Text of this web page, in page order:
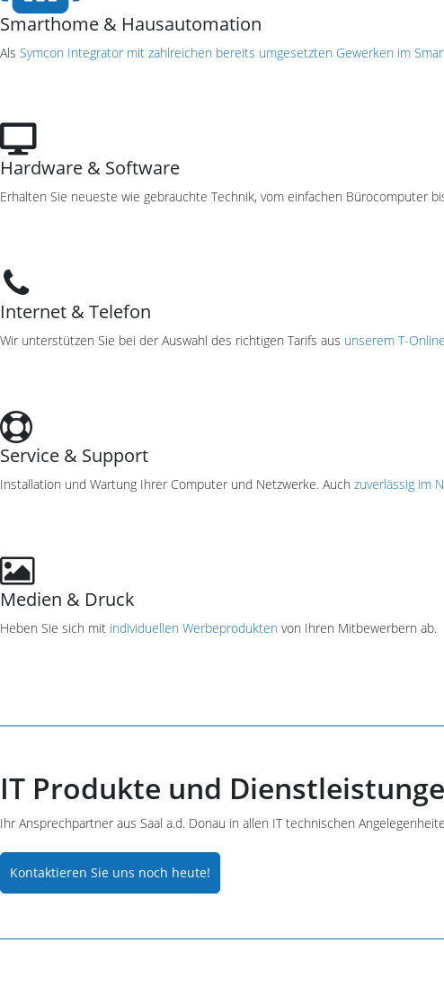
Smarthome & Hausautomation
Als Symcon Integrator mit zahlreichen bereits umgesetzten Gewerken im
Hardware & Software
Erhalten Sie neueste wie gebrauchte Technik, vom einfachen Bürocomputer
Internet & Telefon
Wir unterstützen Sie bei der Auswahl des richtigen Tarifs aus unserem T-
Service & Support
Installation und Wartung Ihrer Computer und Netzwerke. Auch zuverlässig im
Medien & Druck
Heben Sie sich mit individuellen Werbeprodukten von Ihren Mitbewerbern ab.
IT Produkte und
Ihr Ansprechpartner aus Saal a.d. Donau in allen IT technischen
Kontaktieren Sie uns noch heute!